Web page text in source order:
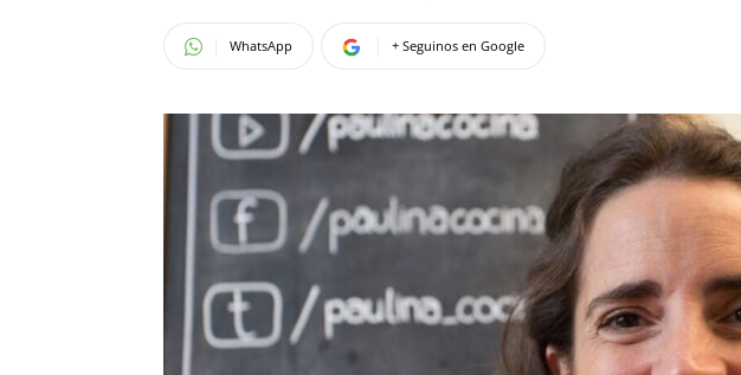
WhatsApp + Seguinos en Google